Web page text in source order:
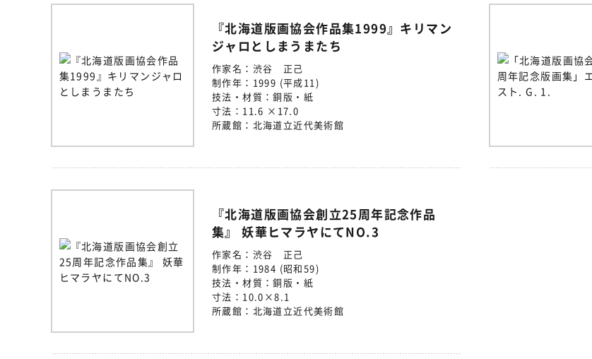
『北海道版画協会作品集1999』キリマン
ジャロとしまうまたち
作家名： 渋谷 正己
制作年： 1999 (平成11)
技法・材質：銅版・紙
寸法： 11.6 ×17.0
所蔵館： 北海道立近代美術館
『北海道版画協会創立25周年記念作品
集』 妖華ヒマラヤにてNO.3
作家名： 渋谷 正己
制作年： 1984 (昭和59)
技法・材質：銅版・紙
寸法： 10.0×8.1
所蔵館： 北海道立近代美術館